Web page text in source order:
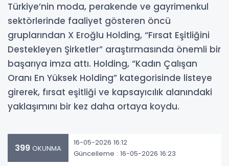
Türkiye’nin moda, perakende ve gayrimenkul
sektörlerinde faaliyet gösteren öncü
gruplarından X Eroğlu Holding, “Fırsat Eşitliğini
Destekleyen Şirketler” araştırmasında önemli bir
başarıya imza attı. Holding, “Kadın Çalışan
Oranı En Yüksek Holding” kategorisinde listeye
girerek, fırsat eşitliği ve kapsayıcılık alanındaki
yaklaşımını bir kez daha ortaya koydu.
399 OKUNMA
16-05-2026 16:12
Güncelleme : 16-05-2026 16:23